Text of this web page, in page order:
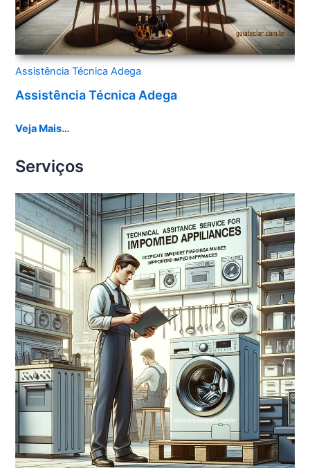
Assistência Técnica Adega
Assistência Técnica Adega
Veja Mais…
Serviços